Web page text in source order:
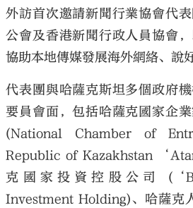
外訪首次邀請新聞行業協會代
公會及香港新聞行政人員協會
協助本地傳媒發展海外網絡、說
代表團與哈薩克斯坦多個政府
要員會面，包括哈薩克國家企
(National Chamber of
Republic of Kazakhstan
克國家投資控股公司
Investment Holding)、哈薩克